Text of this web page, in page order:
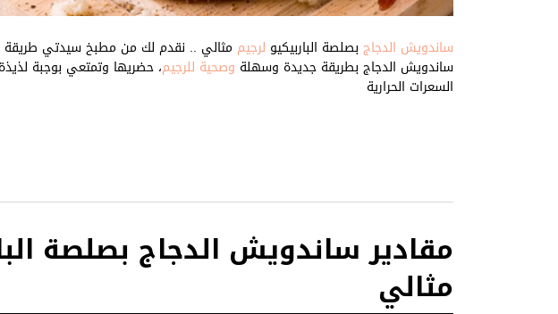
ساندويش الدجاج بصلصة الباربيكيو لرجيم مثالي .. نقدم لك من مطبخ سيدتي
ساندويش الدجاج بطريقة جديدة وسهلة وصحية للرجيم، حضريها وتمتعي بوجبة
السعرات الحرارية
مقادير ساندويش الدجاج بصلصة
مثالي